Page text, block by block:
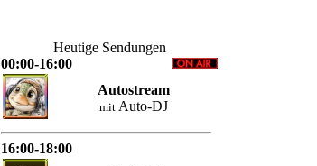
Heutige Sendungen
00:00-16:00
Autostream
mit Auto-DJ
16:00-18:00